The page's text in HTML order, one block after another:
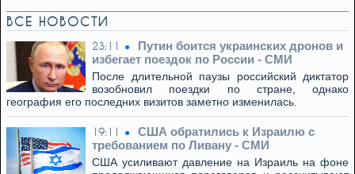
ВСЕ НОВОСТИ
23:11
Путин боится украинских дронов и
избегает поездок по России - СМИ
После длительной паузы российский диктатор
возобновил поездки по стране, однако
география его последних визитов заметно изменилась.
19:11
США обратились к Израилю с
требованием по Ливану - СМИ
США усиливают давление на Израиль на фоне